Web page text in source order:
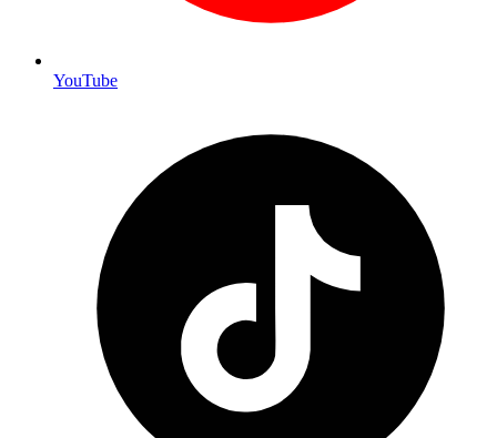
YouTube